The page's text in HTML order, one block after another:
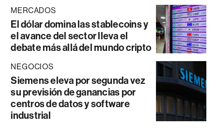
MERCADOS
El dólar domina las stablecoins y
el avance del sector lleva el
debate más allá del mundo cripto
NEGOCIOS
Siemens eleva por segunda vez
su previsión de ganancias por
centros de datos y software
industrial